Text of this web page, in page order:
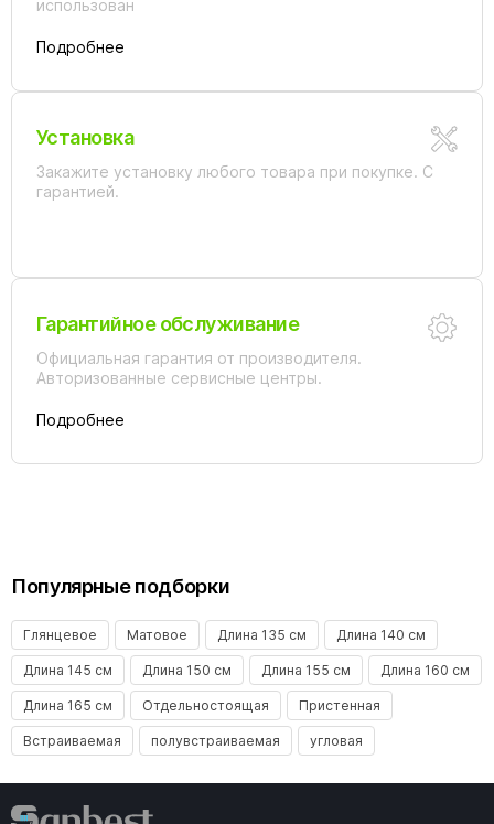
использован
Подробнее
Установка
Закажите установку любого товара при покупке. С
гарантией.
Гарантийное обслуживание
Официальная гарантия от производителя.
Авторизованные сервисные центры.
Подробнее
Популярные подборки
Глянцевое Матовое Длина 135 см Длина 140 см
Длина 145 см Длина 150 см Длина 155 см Длина 160 см
Длина 165 см Отдельностоящая Пристенная
Встраиваемая полувстраиваемая угловая